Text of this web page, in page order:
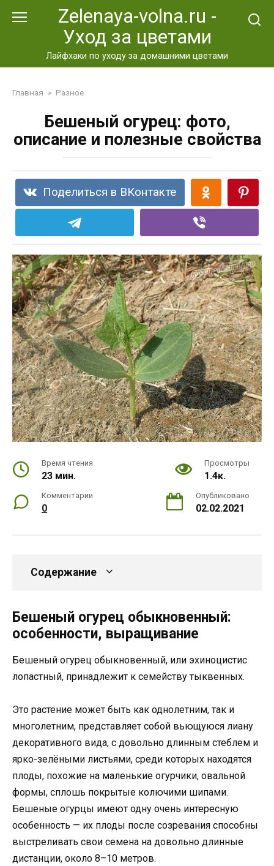
Zelenaya-volna.ru -
Уход за цветами
Лайфхаки по уходу за домашними цветами
Главная » Разное
Бешеный огурец: фото,
описание и полезные свойства
Поделиться в ВКонтакте
Время чтения
23 мин.
Просмотры
1.4к.
Комментарии
0
Опубликовано
02.02.2021
Содержание
Бешеный огурец обыкновенный:
особенности, выращивание
Бешеный огурец обыкновенный, или эхиноцистис
лопастный, принадлежит к семейству тыквенных.
Это растение может быть как однолетним, так и
многолетним, представляет собой вьющуюся лиану
декоративного вида, с довольно длинным стеблем и
ярко-зелёными листьями, среди которых находятся
плоды, похожие на маленькие огурчики, овальной
формы, сплошь покрытые колючими шипами.
Бешеные огурцы имеют одну очень интересную
особенность — их плоды после созревания способны
выстреливать свои семена на довольно длинные
дистанции, около 8–10 метров.